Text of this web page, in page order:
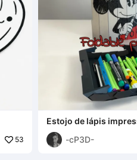
53
Estojo de lápis
Mouse
-cP3D-